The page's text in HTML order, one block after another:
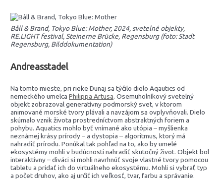
Båll & Brand, Tokyo Blue: Mother, 2024, svetelné objekty,
RE.LIGHT festival, Steinerne Brücke, Regensburg (foto: Stadt
Regensburg, Bilddokumentation)
Andreasstadel
Na tomto mieste, pri rieke Dunaj sa týčilo dielo Aqautics od
nemeckého umelcaPhilippa Artusa. Osemuholníkový svetelný
objekt zobrazoval generatívny podmorský svet, v ktorom
animované morské tvory plávali a navzájom sa ovplyvňovali. Dielo
skúmalo vznik života prostredníctvom abstraktných foriem a
pohybu. Aquatics mohlo byť vnímané ako utópia – myšlienka
neznámej krásy prírody – a dystopia – algoritmus, ktorý má
nahradiť prírodu. Ponúkal tak pohľad na to, ako by umelé
ekosystémy mohli v budúcnosti nahradiť skutočný život. Objekt bol
interaktívny – diváci si mohli navrhnúť svoje vlastné tvory pomocou
tabletu a pridať ich do virtuálneho ekosystému. Mohli si vybrať typ
a počet druhov, ako aj určiť ich veľkosť, tvar, farbu a správanie.